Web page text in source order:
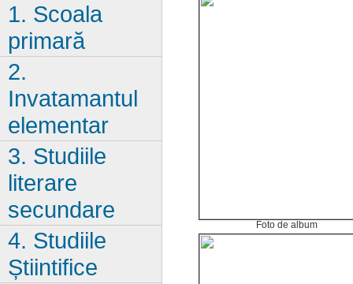
Foto de album
1. Scoala
primară
2.
Invatamantul
elementar
3. Studiile
literare
secundare
4. Studiile
Știintifice